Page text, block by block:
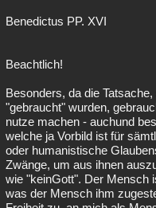
Benedictus PP. XVI
Beachtlich!
Besonders, da die
"gebraucht" wurden,
nutze machen - auchund
welche ja Vorbild ist für
oder humanistische
Zwänge, um aus ihnen
wie "keinGott". Der Mensch
was der Mensch ihm